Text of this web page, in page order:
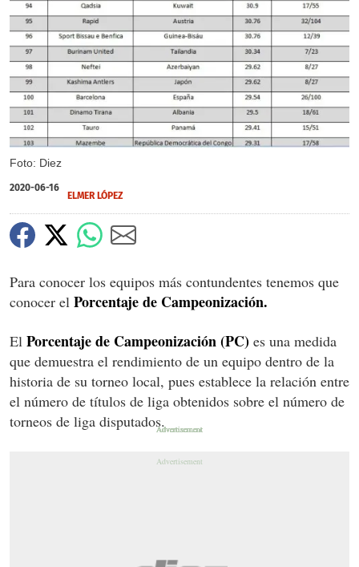
Foto: Diez
2020-06-16
ELMER LÓPEZ
Para conocer los equipos más contundentes tenemos que
conocer el Porcentaje de Campeonización.
El Porcentaje de Campeonización (PC) es una medida
que demuestra el rendimiento de un equipo dentro de la
historia de su torneo local, pues establece la relación entre
el número de títulos de liga obtenidos sobre el número de
torneos de liga disputados.